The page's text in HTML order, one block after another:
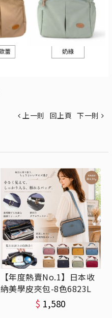
上一則 回上頁 下一則
【年度熱賣No.1】日本收
納美學皮夾包-8色6823L
$ 1,580